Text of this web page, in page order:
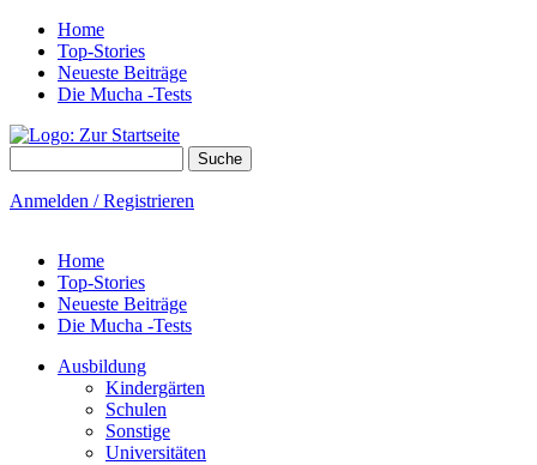
Home
Top-Stories
Neueste Beiträge
Die Mucha -Tests
Anmelden / Registrieren
Home
Top-Stories
Neueste Beiträge
Die Mucha -Tests
Ausbildung
Kindergärten
Schulen
Sonstige
Universitäten